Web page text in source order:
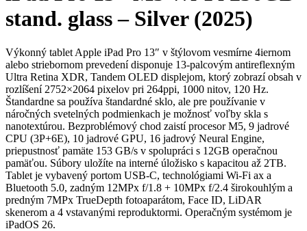
stand. glass – Silver (2025)
Výkonný tablet Apple iPad Pro 13″ v štýlovom vesmírne 4iernom
alebo striebornom prevedení disponuje 13-palcovým antireflexným
Ultra Retina XDR, Tandem OLED displejom, ktorý zobrazí obsah v
rozlíšení 2752×2064 pixelov pri 264ppi, 1000 nitov, 120 Hz.
Štandardne sa používa štandardné sklo, ale pre používanie v
náročných svetelných podmienkach je možnosť voľby skla s
nanotextúrou. Bezproblémový chod zaistí procesor M5, 9 jadrové
CPU (3P+6E), 10 jadrové GPU, 16 jadrový Neural Engine,
priepustnosť pamäte 153 GB/s v spolupráci s 12GB operačnou
pamäťou. Súbory uložíte na interné úložisko s kapacitou až 2TB.
Tablet je vybavený portom USB-C, technológiami Wi-Fi ax a
Bluetooth 5.0, zadným 12MPx f/1.8 + 10MPx f/2.4 širokouhlým a
predným 7MPx TrueDepth fotoaparátom, Face ID, LiDAR
skenerom a 4 vstavanými reproduktormi. Operačným systémom je
iPadOS 26.